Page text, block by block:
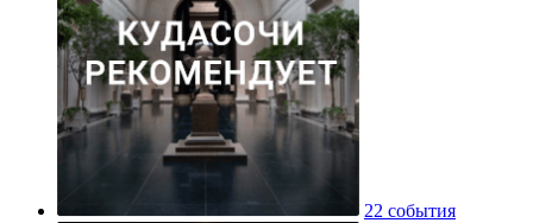
22 события